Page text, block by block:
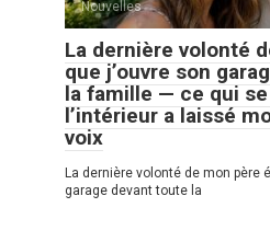
Nouvelles
La dernière volonté
que j’ouvre son
la famille — ce qui
l’intérieur a laissé
voix
La dernière volonté de mon père
garage devant toute la